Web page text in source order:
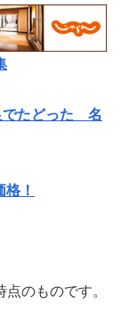
でたどった 名
！
のものです。